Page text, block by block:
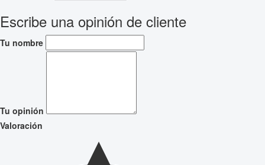
Escribe una opinión de cliente
Tu nombre
Tu opinión
Valoración